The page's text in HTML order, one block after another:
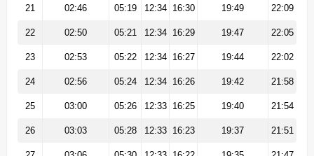
21 02:46 05:19 12:34 16:30 19:49 22:09
22 02:50 05:21 12:34 16:29 19:47 22:05
23 02:53 05:22 12:34 16:27 19:44 22:02
24 02:56 05:24 12:34 16:26 19:42 21:58
25 03:00 05:26 12:33 16:25 19:40 21:54
26 03:03 05:28 12:33 16:23 19:37 21:51